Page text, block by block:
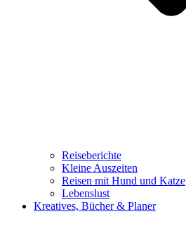
Reiseberichte
Kleine Auszeiten
Reisen mit Hund und Katze
Lebenslust
Kreatives, Bücher & Planer